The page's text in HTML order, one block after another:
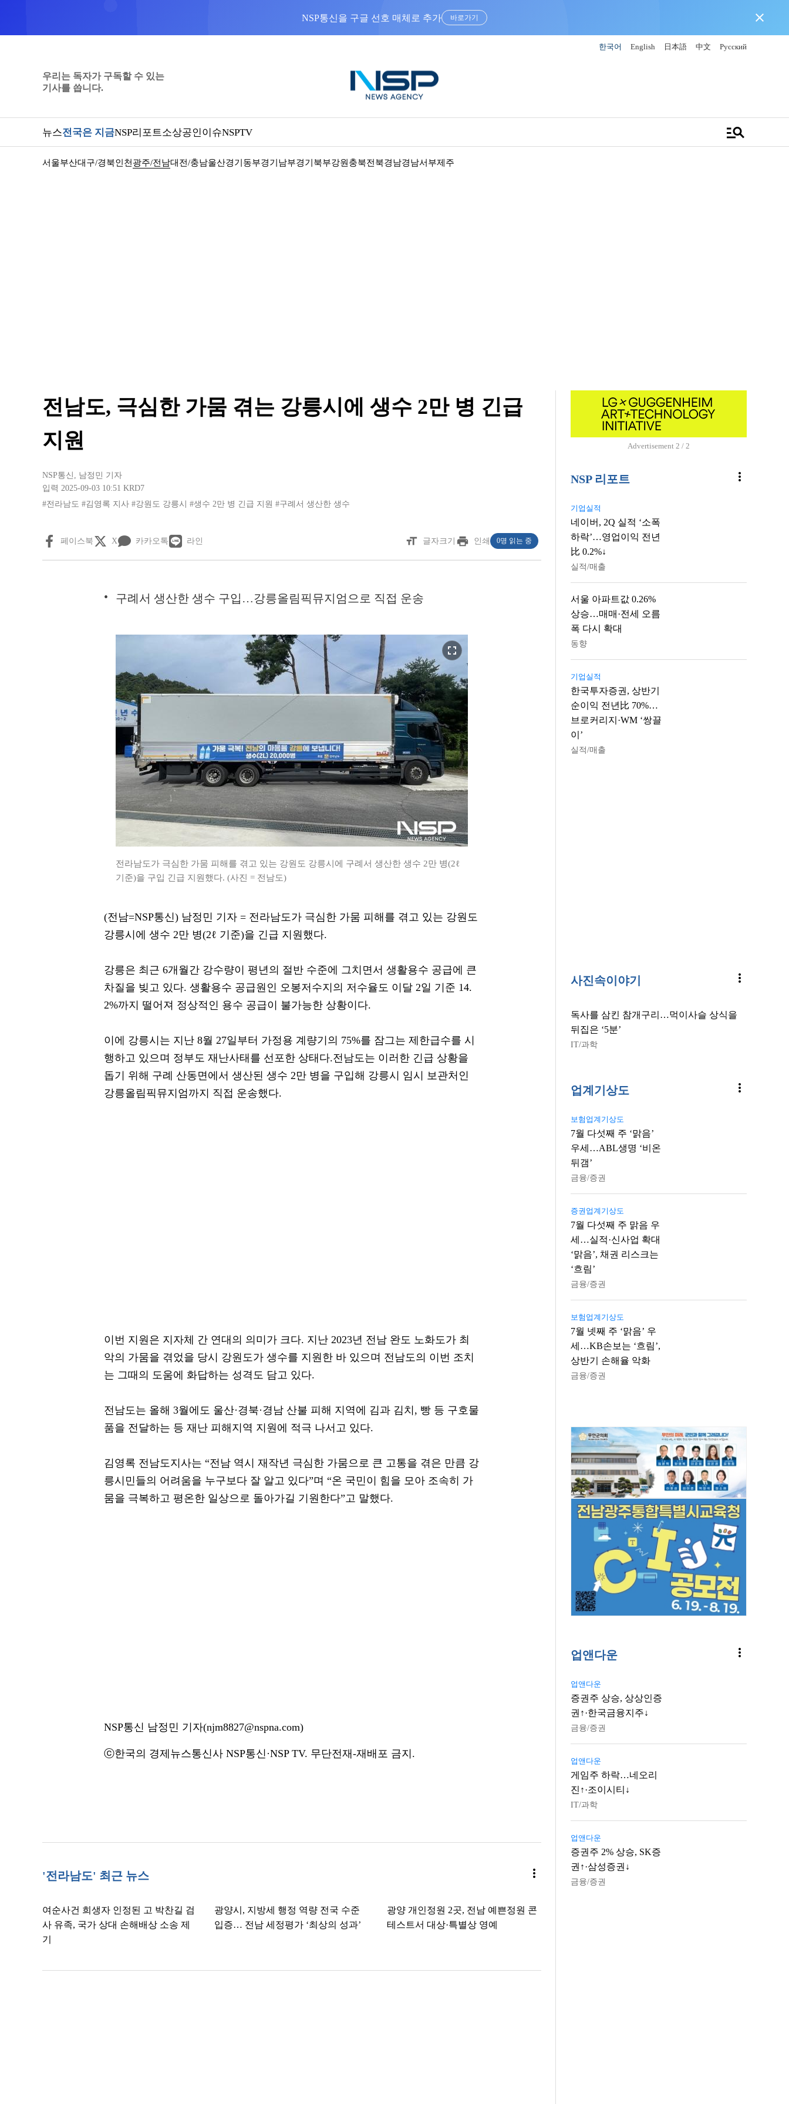
NSP통신을 구글 선호 매체로 추가 바로가기 close
한국어 English 日本語 中文 Русский
우리는 독자가 구독할 수 있는
기사를 씁니다.
뉴스전국은 지금NSP리포트소상공인이슈NSPTV manage_search
서울부산대구/경북인천 광주/전남대전/충남울산경기동부경기남부경기북부강원 충북전북경남경남서부제주
전남도, 극심한 가뭄 겪는 강릉시에 생수 2만 병 긴급
지원
NSP통신 , 남정민 기자
입력 2025-09-03 10:51 KRD7
#전라남도 #김영록 지사 #강원도 강릉시 #생수 2만 병 긴급 지원 #구례서 생산한 생수
페이스북 X 카카오톡 라인 format_size 글자크기 print 인쇄 0명 읽는 중
구례서 생산한 생수 구입…강릉올림픽뮤지엄으로 직접 운송
fullscreen
전라남도가 극심한 가뭄 피해를 겪고 있는 강원도 강릉시에 구례서 생산한 생수 2만 병(2ℓ
기준)을 구입 긴급 지원했다. (사진 = 전남도)
(전남=NSP통신) 남정민 기자 = 전라남도가 극심한 가뭄 피해를 겪고 있는 강원도
강릉시에 생수 2만 병(2ℓ 기준)을 긴급 지원했다.
강릉은 최근 6개월간 강수량이 평년의 절반 수준에 그치면서 생활용수 공급에 큰
차질을 빚고 있다. 생활용수 공급원인 오봉저수지의 저수율도 이달 2일 기준 14.
2%까지 떨어져 정상적인 용수 공급이 불가능한 상황이다.
이에 강릉시는 지난 8월 27일부터 가정용 계량기의 75%를 잠그는 제한급수를 시
행하고 있으며 정부도 재난사태를 선포한 상태다.전남도는 이러한 긴급 상황을
돕기 위해 구례 산동면에서 생산된 생수 2만 병을 구입해 강릉시 임시 보관처인
강릉올림픽뮤지엄까지 직접 운송했다.
이번 지원은 지자체 간 연대의 의미가 크다. 지난 2023년 전남 완도 노화도가 최
악의 가뭄을 겪었을 당시 강원도가 생수를 지원한 바 있으며 전남도의 이번 조치
는 그때의 도움에 화답하는 성격도 담고 있다.
전남도는 올해 3월에도 울산·경북·경남 산불 피해 지역에 김과 김치, 빵 등 구호물
품을 전달하는 등 재난 피해지역 지원에 적극 나서고 있다.
김영록 전남도지사는 “전남 역시 재작년 극심한 가뭄으로 큰 고통을 겪은 만큼 강
릉시민들의 어려움을 누구보다 잘 알고 있다”며 “온 국민이 힘을 모아 조속히 가
뭄을 극복하고 평온한 일상으로 돌아가길 기원한다”고 말했다.
NSP통신 남정민 기자(njm8827@nspna.com)
ⓒ한국의 경제뉴스통신사 NSP통신·NSP TV. 무단전재-재배포 금지.
'전라남도' 최근 뉴스 more_vert
여순사건 희생자 인정된 고 박찬길 검
사 유족, 국가 상대 손해배상 소송 제
기
광양시, 지방세 행정 역량 전국 수준
입증… 전남 세정평가 ‘최상의 성과’
광양 개인정원 2곳, 전남 예쁜정원 콘
테스트서 대상·특별상 영예
Advertisement 1 / 2
NSP 리포트 more_vert
기업실적
네이버, 2Q 실적 ‘소폭
하락’…영업이익 전년
比 0.2%↓
실적/매출
서울 아파트값 0.26%
상승…매매·전세 오름
폭 다시 확대
동향
기업실적
한국투자증권, 상반기
순이익 전년比 70%…
브로커리지·WM ‘쌍끌
이’
실적/매출
사진속이야기 more_vert
독사를 삼킨 참개구리…먹이사슬 상식을
뒤집은 ‘5분’
IT/과학
업계기상도 more_vert
보험업계기상도
7월 다섯째 주 ‘맑음’
우세…ABL생명 ‘비온
뒤갬’
금융/증권
증권업계기상도
7월 다섯째 주 맑음 우
세…실적·신사업 확대
‘맑음’, 채권 리스크는
‘흐림’
금융/증권
보험업계기상도
7월 넷째 주 ‘맑음’ 우
세…KB손보는 ‘흐림’,
상반기 손해율 악화
금융/증권
업앤다운 more_vert
업앤다운
증권주 상승, 상상인증
권↑·한국금융지주↓
금융/증권
업앤다운
게임주 하락…네오리
진↑·조이시티↓
IT/과학
업앤다운
증권주 2% 상승, SK증
권↑·삼성증권↓
금융/증권